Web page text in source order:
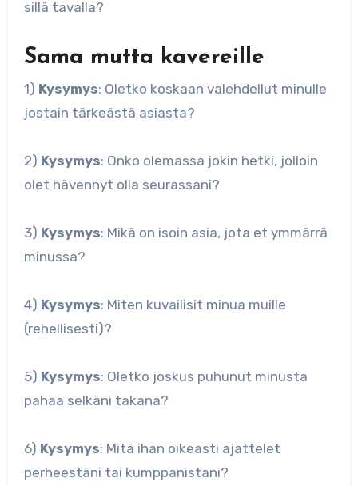
sillä tavalla?
Sama mutta kavereille
1) Kysymys: Oletko koskaan valehdellut minulle
jostain tärkeästä asiasta?
2) Kysymys: Onko olemassa jokin hetki, jolloin
olet hävennyt olla seurassani?
3) Kysymys: Mikä on isoin asia, jota et ymmärrä
minussa?
4) Kysymys: Miten kuvailisit minua muille
(rehellisesti)?
5) Kysymys: Oletko joskus puhunut minusta
pahaa selkäni takana?
6) Kysymys: Mitä ihan oikeasti ajattelet
perheestäni tai kumppanistani?